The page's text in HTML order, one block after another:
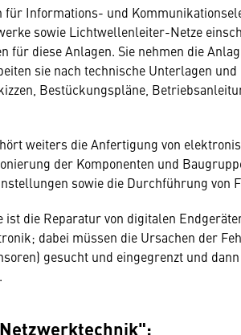
für Informations- und
sowie Lichtwellenleiter-Netze
für diese Anlagen. Sie nehmen die
sie nach technische Unterlagen
Bestückungspläne,
weiters die Anfertigung von
der Komponenten und
sowie die Durchführung von
ist die Reparatur von digitalen
dabei müssen die Ursachen der
gesucht und eingegrenzt und